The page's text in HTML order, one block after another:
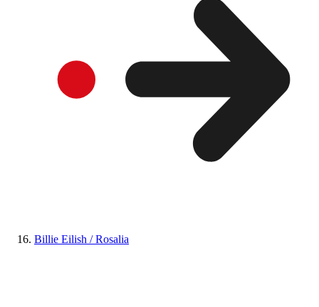
Billie Eilish / Rosalia